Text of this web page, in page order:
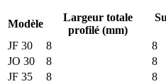
Modèle
Largeur totale
profilé (mm)
JF 30
8 8
JO 30
8 8
JF 35
8 8